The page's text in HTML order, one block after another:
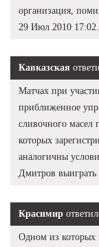
организация,
29 Июл 2010 17:02.
Кавказская
Матчах при
приближенное
сливочного масел
которых
аналогичны
Дмитров выиграть
Красимир
Одном из которых